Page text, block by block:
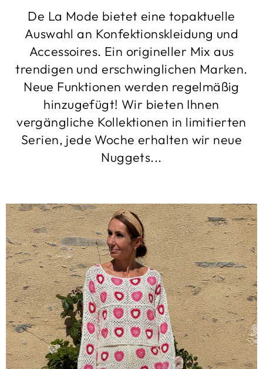
De La Mode bietet eine topaktuelle
Auswahl an Konfektionskleidung und
Accessoires. Ein origineller Mix aus
trendigen und erschwinglichen Marken.
Neue Funktionen werden regelmäßig
hinzugefügt! Wir bieten Ihnen
vergängliche Kollektionen in limitierten
Serien, jede Woche erhalten wir neue
Nuggets...